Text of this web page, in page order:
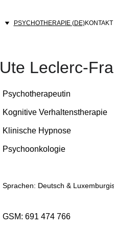
PSYCHOTHERAPIE (DE)KONTAKT
Psychotherapeutin
Kognitive Verhaltenstherapie
Klinische Hypnose
Psychoonkologie
Ute Leclerc-
GSM: 691 474 766
Sprachen: Deutsch &